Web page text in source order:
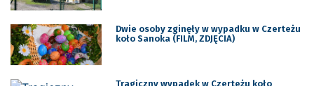
Dwie osoby zginęły w wypadku w Czerteżu
koło Sanoka (FILM, ZDJĘCIA)
Tragiczny wypadek w Czerteżu koło